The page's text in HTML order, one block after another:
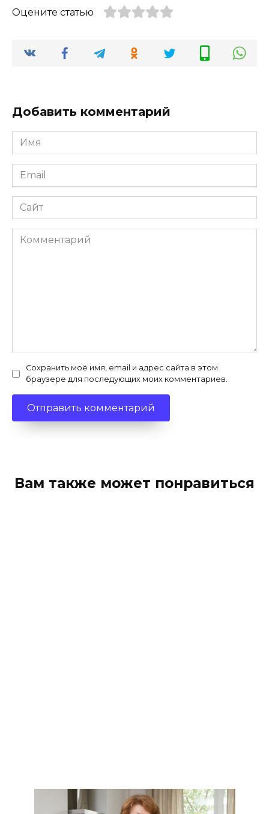
Оцените статью
Добавить комментарий
Имя
*
Email
*
Сайт
Комментарий
Сохранить моё имя, email и адрес сайта в этом
браузере для последующих моих комментариев.
Вам также может понравиться